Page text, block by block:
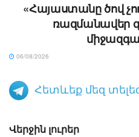
«Հայաստանը ծով
ռազմանավեր
06/08/2026
Հետևեք մեզ
Վերջին լուրեր